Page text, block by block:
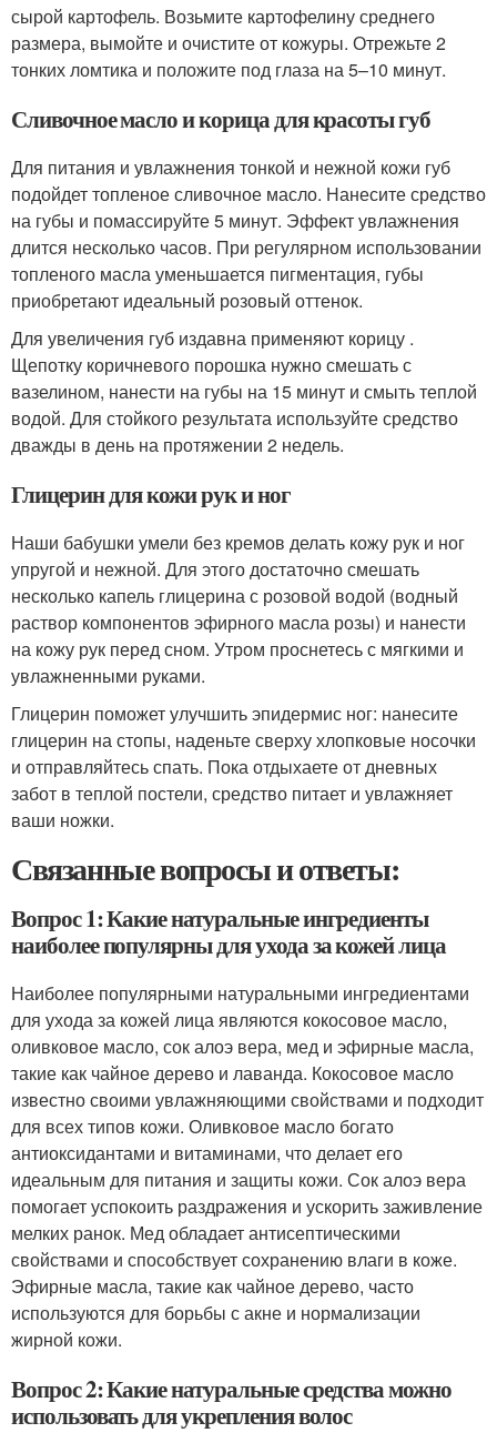
сырой картофель. Возьмите картофелину среднего
размера, вымойте и очистите от кожуры. Отрежьте 2
тонких ломтика и положите под глаза на 5–10 минут.
Сливочное масло и корица для красоты губ
Для питания и увлажнения тонкой и нежной кожи губ
подойдет топленое сливочное масло. Нанесите средство
на губы и помассируйте 5 минут. Эффект увлажнения
длится несколько часов. При регулярном использовании
топленого масла уменьшается пигментация, губы
приобретают идеальный розовый оттенок.
Для увеличения губ издавна применяют корицу .
Щепотку коричневого порошка нужно смешать с
вазелином, нанести на губы на 15 минут и смыть теплой
водой. Для стойкого результата используйте средство
дважды в день на протяжении 2 недель.
Глицерин для кожи рук и ног
Наши бабушки умели без кремов делать кожу рук и ног
упругой и нежной. Для этого достаточно смешать
несколько капель глицерина с розовой водой (водный
раствор компонентов эфирного масла розы) и нанести
на кожу рук перед сном. Утром проснетесь с мягкими и
увлажненными руками.
Глицерин поможет улучшить эпидермис ног: нанесите
глицерин на стопы, наденьте сверху хлопковые носочки
и отправляйтесь спать. Пока отдыхаете от дневных
забот в теплой постели, средство питает и увлажняет
ваши ножки.
Связанные вопросы и ответы:
Вопрос 1: Какие натуральные ингредиенты
наиболее популярны для ухода за кожей лица
Наиболее популярными натуральными ингредиентами
для ухода за кожей лица являются кокосовое масло,
оливковое масло, сок алоэ вера, мед и эфирные масла,
такие как чайное дерево и лаванда. Кокосовое масло
известно своими увлажняющими свойствами и подходит
для всех типов кожи. Оливковое масло богато
антиоксидантами и витаминами, что делает его
идеальным для питания и защиты кожи. Сок алоэ вера
помогает успокоить раздражения и ускорить заживление
мелких ранок. Мед обладает антисептическими
свойствами и способствует сохранению влаги в коже.
Эфирные масла, такие как чайное дерево, часто
используются для борьбы с акне и нормализации
жирной кожи.
Вопрос 2: Какие натуральные средства можно
использовать для укрепления волос